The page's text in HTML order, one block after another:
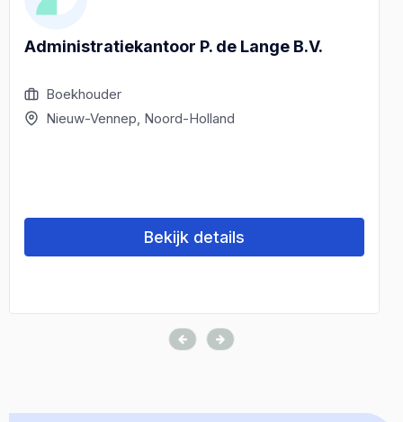
Administratiekantoor P. de Lange B.V.
Boekhouder
Nieuw-Vennep, Noord-Holland
Bekijk details